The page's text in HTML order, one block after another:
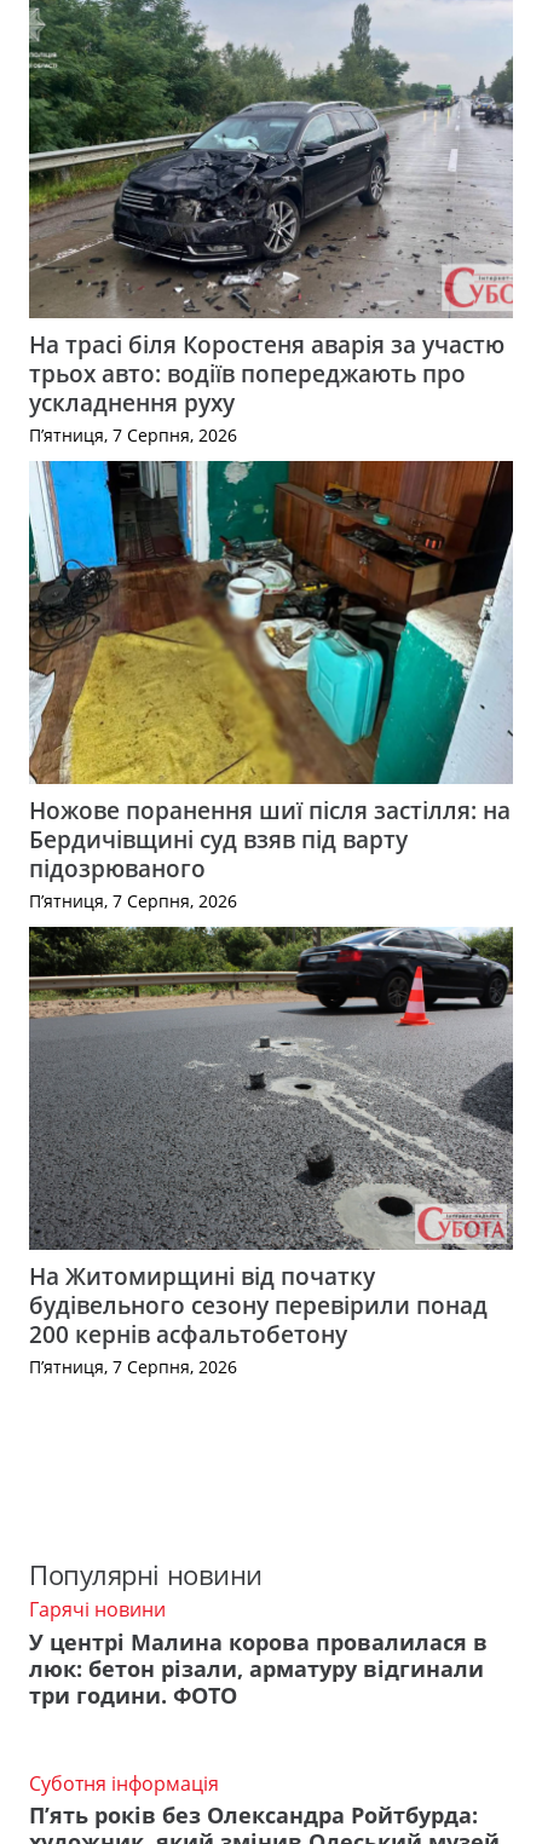
На трасі біля Коростеня аварія за участю
трьох авто: водіїв попереджають про
ускладнення руху
П’ятниця, 7 Серпня, 2026
Ножове поранення шиї після застілля: на
Бердичівщині суд взяв під варту
підозрюваного
П’ятниця, 7 Серпня, 2026
На Житомирщині від початку
будівельного сезону перевірили понад
200 кернів асфальтобетону
П’ятниця, 7 Серпня, 2026
Популярні новини
Гарячі новини
У центрі Малина корова провалилася в
люк: бетон різали, арматуру відгинали
три години. ФОТО
Суботня інформація
П’ять років без Олександра Ройтбурда: